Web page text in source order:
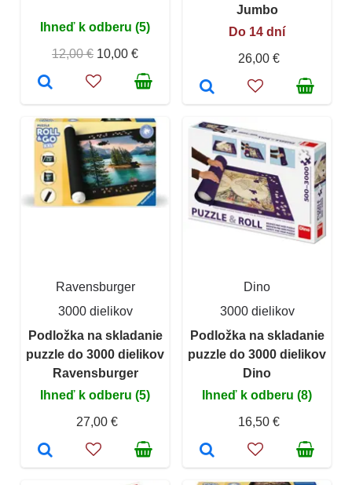
Ihneď k odberu (5)
12,00 € 10,00 €
Jumbo
Do 14 dní
26,00 €
Ravensburger
3000 dielikov
Podložka na skladanie
puzzle do 3000 dielikov
Ravensburger
Ihneď k odberu (5)
27,00 €
Dino
3000 dielikov
Podložka na skladanie
puzzle do 3000 dielikov
Dino
Ihneď k odberu (8)
16,50 €